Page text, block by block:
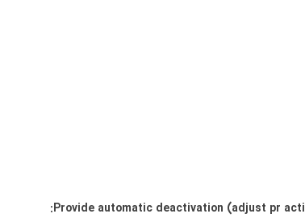
Provide automatic deactivation (adjust pr